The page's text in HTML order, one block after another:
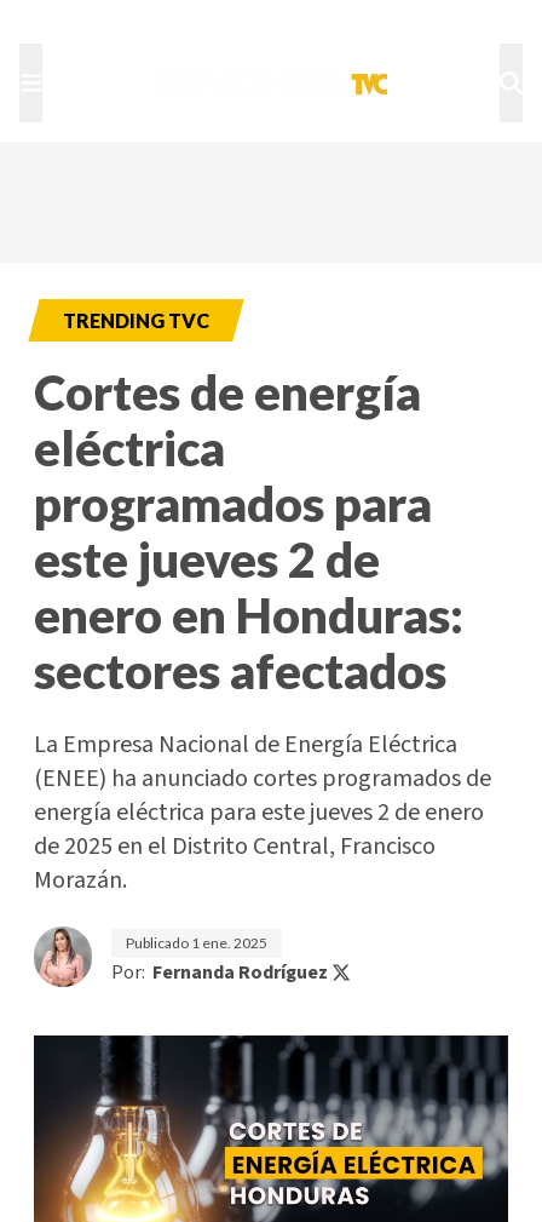
TRENDING TVC
Cortes de energía
eléctrica
programados para
este jueves 2 de
enero en Honduras:
sectores afectados
La Empresa Nacional de Energía Eléctrica
(ENEE) ha anunciado cortes programados de
energía eléctrica para este jueves 2 de enero
de 2025 en el Distrito Central, Francisco
Morazán.
Publicado 1 ene. 2025
Por: Fernanda Rodríguez